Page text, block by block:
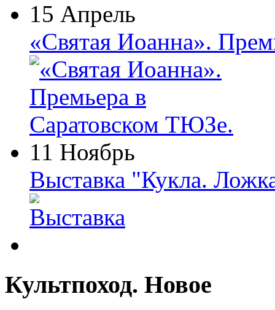
15 Апрель
«Святая Иоанна».
11 Ноябрь
Выставка "Кукла.
Культпоход. Новое